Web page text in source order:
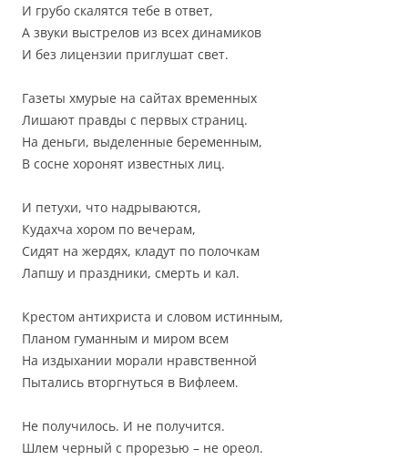
И грубо скалятся тебе в ответ,
А звуки выстрелов из всех динамиков
И без лицензии приглушат свет.
Газеты хмурые на сайтах временных
Лишают правды с первых страниц.
На деньги, выделенные беременным,
В сосне хоронят известных лиц.
И петухи, что надрываются,
Кудахча хором по вечерам,
Сидят на жердях, кладут по полочкам
Лапшу и праздники, смерть и кал.
Крестом антихриста и словом истинным,
Планом гуманным и миром всем
На издыхании морали нравственной
Пытались вторгнуться в Вифлеем.
Не получилось. И не получится.
Шлем черный с прорезью – не ореол.